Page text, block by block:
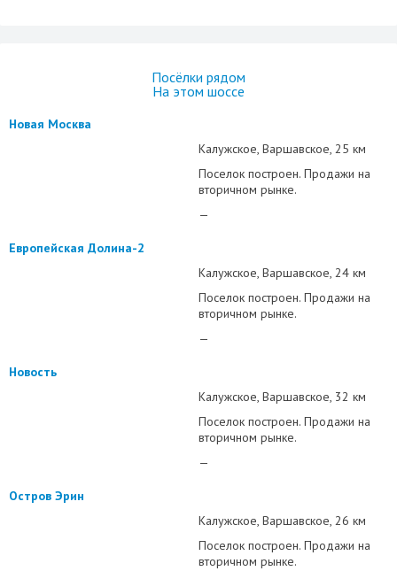
Посёлки рядом
На этом шоссе
Новая Москва
Калужское Варшавское 25 км
Поселок построен. Продажи на
вторичном рынке.
—
Европейская Долина-2
Калужское Варшавское 24 км
Поселок построен. Продажи на
вторичном рынке.
—
Новость
Калужское Варшавское 32 км
Поселок построен. Продажи на
вторичном рынке.
—
Остров Эрин
Калужское Варшавское 26 км
Поселок построен. Продажи на
вторичном рынке.